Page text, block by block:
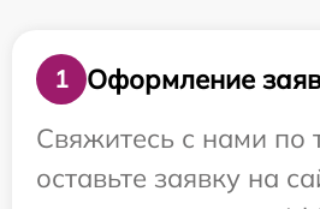
1
Оформление
Свяжитесь с нами по
оставьте заявку на